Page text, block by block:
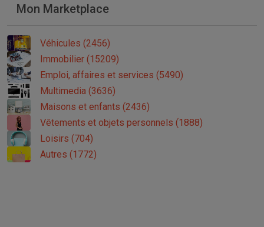
Mon Marketplace
Véhicules (2456)
Immobilier (15209)
Emploi, affaires et services (5490)
Multimedia (3636)
Maisons et enfants (2436)
Vêtements et objets personnels (1888)
Loisirs (704)
Autres (1772)